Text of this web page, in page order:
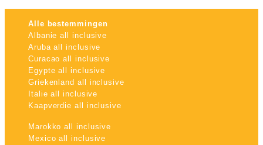
Alle bestemmingen
Albanie all inclusive
Aruba all inclusive
Curacao all inclusive
Egypte all inclusive
Griekenland all inclusive
Italie all inclusive
Kaapverdie all inclusive
Marokko all inclusive
Mexico all inclusive